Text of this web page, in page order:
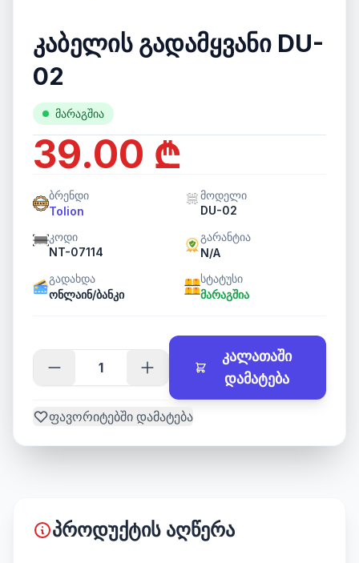
კაბელის გადამყვანი DU-
02
მარაგშია
39.00 ₾
ბრენდი
Tolion
მოდელი
DU-02
კოდი
NT-07114
გარანტია
N/A
გადახდა
ონლაინ/ბანკი
სტატუსი
მარაგშია
კალათაში
დამატება
ფავორიტებში დამატება
პროდუქტის აღწერა